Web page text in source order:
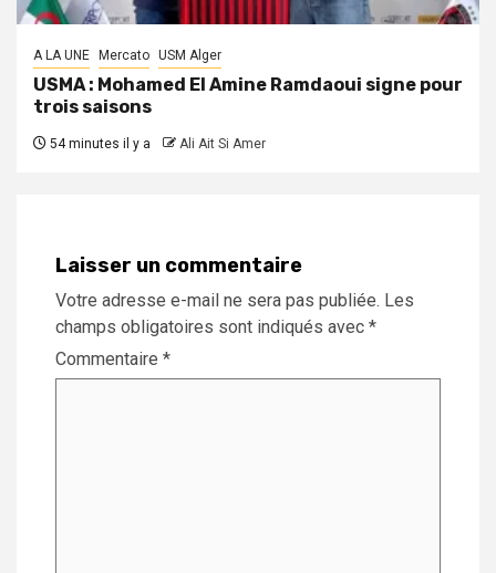
A LA UNE Mercato USM Alger
USMA : Mohamed El Amine Ramdaoui signe pour
trois saisons
54 minutes il y a Ali Ait Si Amer
Laisser un commentaire
Votre adresse e-mail ne sera pas publiée. Les
champs obligatoires sont indiqués avec *
Commentaire *